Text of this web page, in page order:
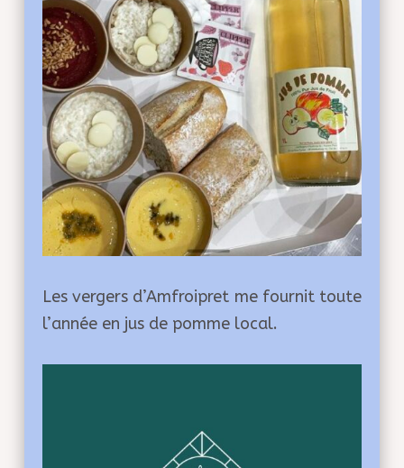
Les vergers d’Amfroipret me fournit toute
l’année en jus de pomme local.